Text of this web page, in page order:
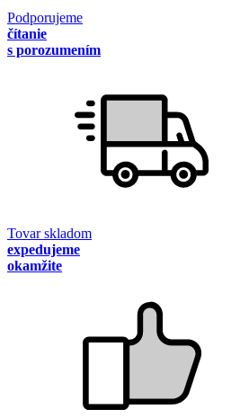
Podporujeme
čítanie
s porozumením
Tovar skladom
expedujeme
okamžite